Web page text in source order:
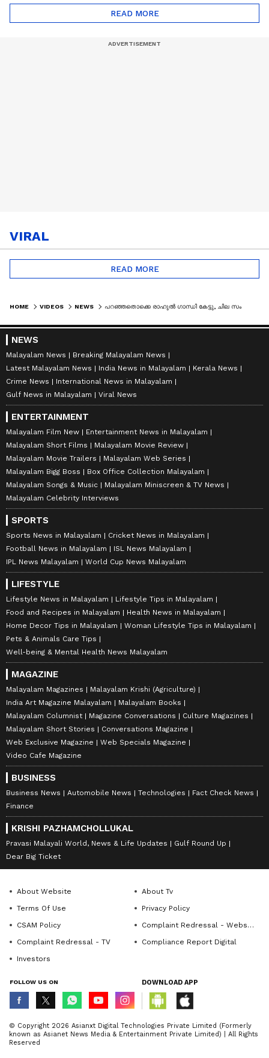
READ MORE
VIRAL
READ MORE
HOME VIDEOS NEWS പറഞ്ഞതൊക്കെ രാഹുൽ ​ഗാന്ധി കേട്ടു, ചില സംശയങ്ങൾ ചോദിച്ചു: തിരുവഞ്ചൂർ രാധാക‍ൃഷ്ണൻ
NEWS
Malayalam News
Breaking Malayalam News
Latest Malayalam News
India News in Malayalam
Kerala News
Crime News
International News in Malayalam
Gulf News in Malayalam
Viral News
ENTERTAINMENT
Malayalam Film New
Entertainment News in Malayalam
Malayalam Short Films
Malayalam Movie Review
Malayalam Movie Trailers
Malayalam Web Series
Malayalam Bigg Boss
Box Office Collection Malayalam
Malayalam Songs & Music
Malayalam Miniscreen & TV News
Malayalam Celebrity Interviews
SPORTS
Sports News in Malayalam
Cricket News in Malayalam
Football News in Malayalam
ISL News Malayalam
IPL News Malayalam
World Cup News Malayalam
LIFESTYLE
Lifestyle News in Malayalam
Lifestyle Tips in Malayalam
Food and Recipes in Malayalam
Health News in Malayalam
Home Decor Tips in Malayalam
Woman Lifestyle Tips in Malayalam
Pets & Animals Care Tips
Well-being & Mental Health News Malayalam
MAGAZINE
Malayalam Magazines
Malayalam Krishi (Agriculture)
India Art Magazine Malayalam
Malayalam Books
Malayalam Columnist
Magazine Conversations
Culture Magazines
Malayalam Short Stories
Conversations Magazine
Web Exclusive Magazine
Web Specials Magazine
Video Cafe Magazine
BUSINESS
Business News Automobile News Technologies
Fact Check News
Finance
KRISHI PAZHAMCHOLLUKAL
Pravasi Malayali World, News & Life Updates
Gulf Round Up
Dear Big Ticket
About Website
About Tv
Terms Of Use
Privacy Policy
CSAM Policy
Complaint Redressal - Website
Complaint Redressal - TV
Compliance Report Digital
Investors
FOLLOW US ON DOWNLOAD APP
© Copyright 2026 Asianxt Digital Technologies Private Limited (Formerly
known as Asianet News Media & Entertainment Private Limited) | All Rights
Reserved